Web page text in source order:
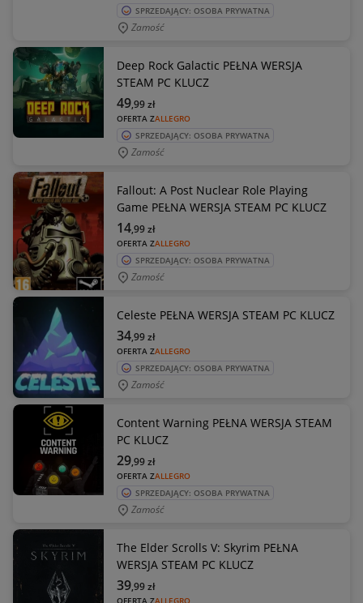
SPRZEDAJĄCY: OSOBA PRYWATNA
Zamość
Deep Rock Galactic PEŁNA WERSJA
STEAM PC KLUCZ
OFERTA ZALLEGRO
49,99zł
SPRZEDAJĄCY: OSOBA PRYWATNA
Zamość
Fallout: A Post Nuclear Role Playing
Game PEŁNA WERSJA STEAM PC KLUCZ
OFERTA ZALLEGRO
14,99zł
SPRZEDAJĄCY: OSOBA PRYWATNA
Zamość
Celeste PEŁNA WERSJA STEAM PC KLUCZ
OFERTA ZALLEGRO
34,99zł
SPRZEDAJĄCY: OSOBA PRYWATNA
Zamość
Content Warning PEŁNA WERSJA STEAM
PC KLUCZ
OFERTA ZALLEGRO
29,99zł
SPRZEDAJĄCY: OSOBA PRYWATNA
Zamość
The Elder Scrolls V: Skyrim PEŁNA
WERSJA STEAM PC KLUCZ
OFERTA ZALLEGRO
39,99zł